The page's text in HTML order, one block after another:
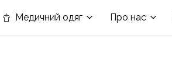
в номінації «Кращій виробник
Медичний одяг Про нас